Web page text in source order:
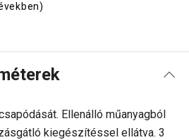
Ellenálló műanyagból
kiegészítéssel ellátva. 3